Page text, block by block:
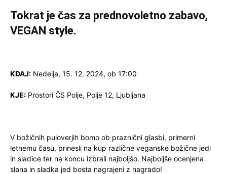
Tokrat je čas za prednovoletno zabavo,
VEGAN style.
KDAJ: Nedelja, 15. 12. 2024, ob 17:00
KJE: Prostori ČS Polje, Polje 12, Ljubljana
V božičnih puloverjih bomo ob praznični glasbi, primerni
letnemu času, prinesli na kup različne veganske božične jedi
in sladice ter na koncu izbrali najboljšo. Najboljše ocenjena
slana in sladka jed bosta nagrajeni z nagrado!